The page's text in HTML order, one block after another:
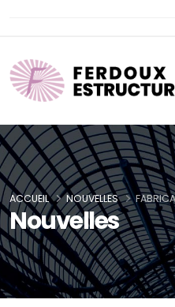
Nouvelles
ACCUEIL NOUVELLES